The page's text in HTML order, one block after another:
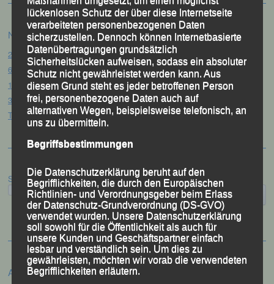
Neueste Beiträge
20. Goldener Steig-Lauf – Stozec/Tusset, 01.08.2026
61. Bergsportfest – Ortenburg, 26.07.2026
12. Loser Berglauf – Altaussee/Österreich, 25.07.2026
32. Sommerbiathlon – Passau, 18.07.2026
Tag des Sports – „Quälspaß am Dreisessel“ – Neureichenau, 18.07.2026
Suchen
Archiv
lückenlosen Schutz der über diese Internetseite
verarbeiteten personenbezogenen Daten
sicherzustellen. Dennoch können Internetbasierte
Datenübertragungen grundsätzlich
Sicherheitslücken aufweisen, sodass ein absoluter
Schutz nicht gewährleistet werden kann. Aus
diesem Grund steht es jeder betroffenen Person
frei, personenbezogene Daten auch auf
alternativen Wegen, beispielsweise telefonisch, an
uns zu übermitteln.
Begriffsbestimmungen
Die Datenschutzerklärung beruht auf den
Begrifflichkeiten, die durch den Europäischen
Richtlinien- und Verordnungsgeber beim Erlass
der Datenschutz-Grundverordnung (DS-GVO)
verwendet wurden. Unsere Datenschutzerklärung
soll sowohl für die Öffentlichkeit als auch für
unsere Kunden und Geschäftspartner einfach
lesbar und verständlich sein. Um dies zu
gewährleisten, möchten wir vorab die verwendeten
Begrifflichkeiten erläutern.